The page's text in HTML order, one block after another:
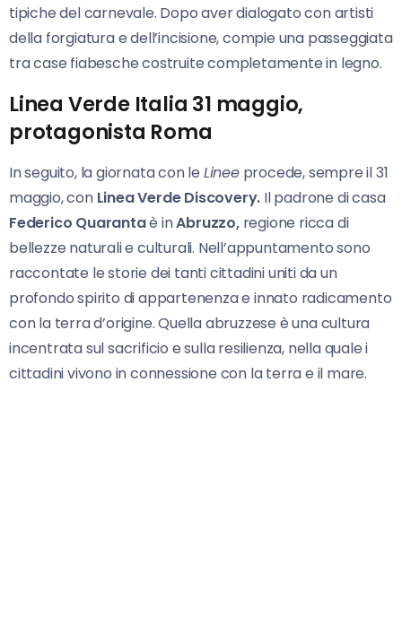
tipiche del carnevale. Dopo aver dialogato con artisti
della forgiatura e dell’incisione, compie una passeggiata
tra case fiabesche costruite completamente in legno.
Linea Verde Italia 31 maggio,
protagonista Roma
In seguito, la giornata con le Lineeprocede, sempre il 31
maggio, con Linea Verde Discovery. Il padrone di casa
Federico Quarantaè inAbruzzo,regione ricca di
bellezze naturali e culturali. Nell’appuntamento sono
raccontate le storie dei tanti cittadini uniti da un
profondo spirito di appartenenza e innato radicamento
con la terra d’origine. Quella abruzzese è una cultura
incentrata sul sacrificio e sulla resilienza, nella quale i
cittadini vivono in connessione con la terra e il mare.